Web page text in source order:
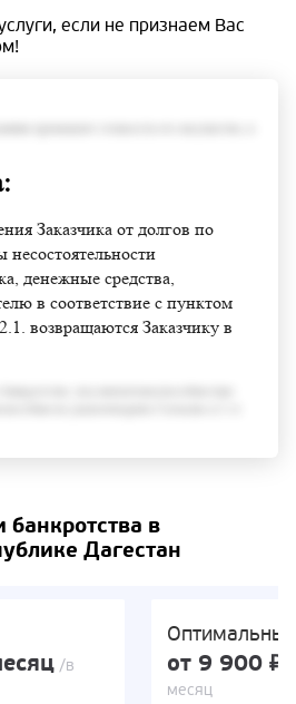
если не признаем Вас
Заказчика от долгов по
несостоятельности
денежные средства,
в соответствие с пунктом
возвращаются Заказчику в
в
Дагестан
/в
Оптимальный
от 9 900 ₽
месяц